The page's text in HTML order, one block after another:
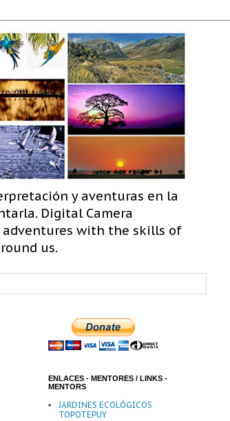
y aventuras en la
Digital Camera
with the skills of
us.
ENLACES - MENTORES / LINKS -
MENTORS
JARDINES ECOLÓGICOS
TOPOTEPUY